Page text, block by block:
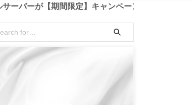
【期間限定】キャンペーン開催中！